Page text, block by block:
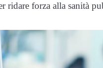
ridare forza alla sanità